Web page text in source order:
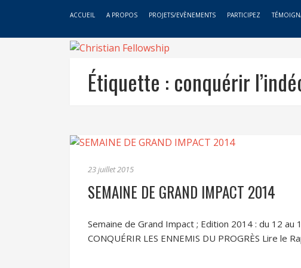
ACCUEIL A PROPOS PROJETS/EVÈNEMENTS PARTICIPEZ
Étiquette : conquérir
23 juillet 2015
SEMAINE DE GRAND IMPACT 2014
Semaine de Grand Impact ; Edition 2014 : du 12 au
CONQUÉRIR LES ENNEMIS DU PROGRÈS Lire le